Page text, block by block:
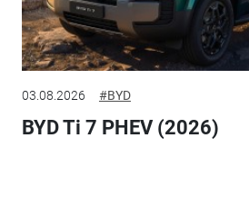
03.08.2026 #BYD
BYD Ti 7 PHEV (2026)